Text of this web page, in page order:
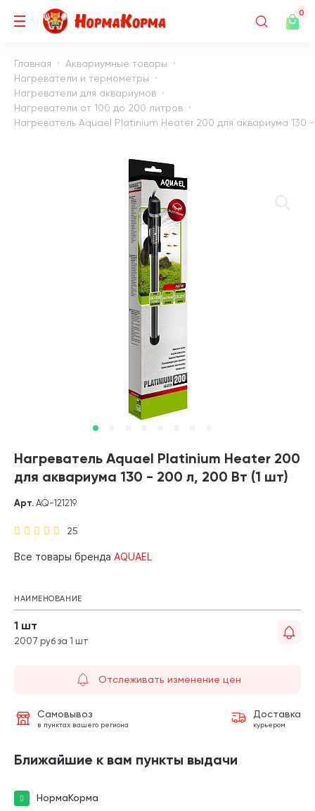
0
Главная
Аквариумные товары
Нагреватели и термометры
Нагреватели для аквариумов
Нагреватели от 100 до 200 литров
Нагреватель Aquael Platinium Heater 200 для аквариума 130
Нагреватель Aquael Platinium Heater 200
для аквариума 130 - 200 л, 200 Вт (1 шт)
25
Арт. AQ-121219
Все товары бренда AQUAEL
НАИМЕНОВАНИЕ
1 шт
2007 руб за 1 шт
Отслеживать изменение цен
Самовывоз
в пунктах вашего региона
Доставка
курьером
Ближайшие к вам пункты выдачи
НормаКорма